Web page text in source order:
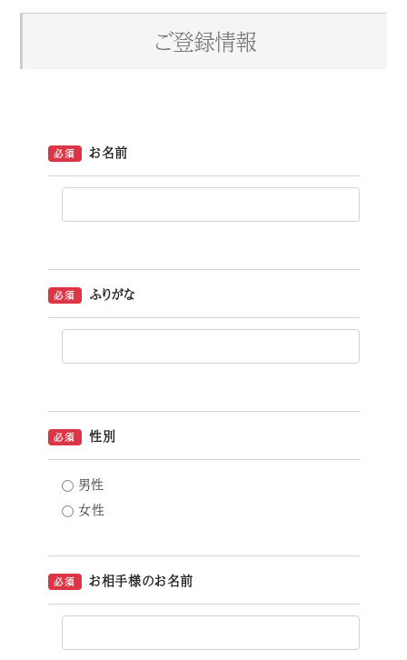
ご登録情報
必須 お名前
必須 ふりがな
必須 性別
男性
女性
必須 お相手様のお名前